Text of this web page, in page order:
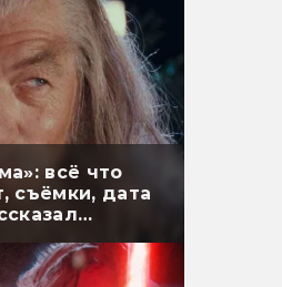
всё что
съёмки, дата